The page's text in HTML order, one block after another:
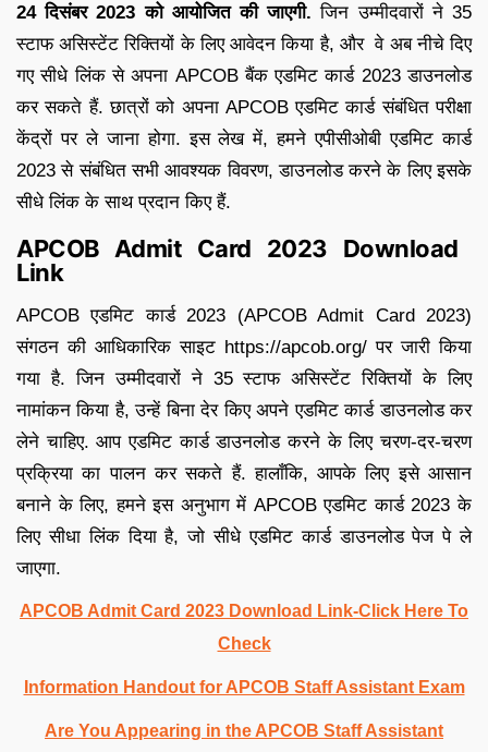
24 दिसंबर 2023 को आयोजित की जाएगी. जिन उम्मीदवारों ने 35
स्टाफ असिस्टेंट रिक्तियों के लिए आवेदन किया है, और वे अब नीचे दिए
गए सीधे लिंक से अपना APCOB बैंक एडमिट कार्ड 2023 डाउनलोड
कर सकते हैं. छात्रों को अपना APCOB एडमिट कार्ड संबंधित परीक्षा
केंद्रों पर ले जाना होगा. इस लेख में, हमने एपीसीओबी एडमिट कार्ड
2023 से संबंधित सभी आवश्यक विवरण, डाउनलोड करने के लिए इसके
सीधे लिंक के साथ प्रदान किए हैं.
APCOB Admit Card 2023 Download
Link
APCOB एडमिट कार्ड 2023 (APCOB Admit Card 2023)
संगठन की आधिकारिक साइट https://apcob.org/ पर जारी किया
गया है. जिन उम्मीदवारों ने 35 स्टाफ असिस्टेंट रिक्तियों के लिए
नामांकन किया है, उन्हें बिना देर किए अपने एडमिट कार्ड डाउनलोड कर
लेने चाहिए. आप एडमिट कार्ड डाउनलोड करने के लिए चरण-दर-चरण
प्रक्रिया का पालन कर सकते हैं. हालाँकि, आपके लिए इसे आसान
बनाने के लिए, हमने इस अनुभाग में APCOB एडमिट कार्ड 2023 के
लिए सीधा लिंक दिया है, जो सीधे एडमिट कार्ड डाउनलोड पेज पे ले
जाएगा.
APCOB Admit Card 2023 Download Link-Click Here To
Check
Information Handout for APCOB Staff Assistant Exam
Are You Appearing in the APCOB Staff Assistant